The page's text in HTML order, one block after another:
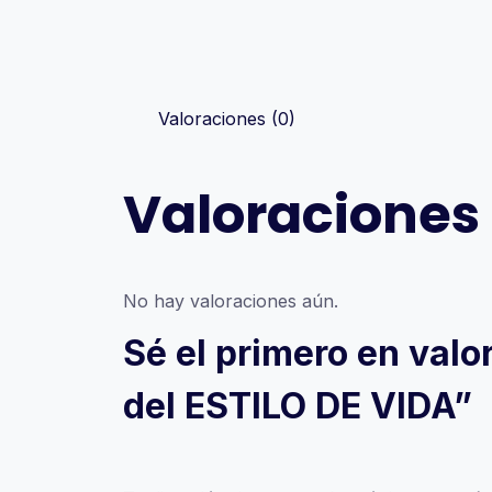
Valoraciones (0)
Valoraciones
No hay valoraciones aún.
Sé el primero en
del ESTILO DE VIDA”